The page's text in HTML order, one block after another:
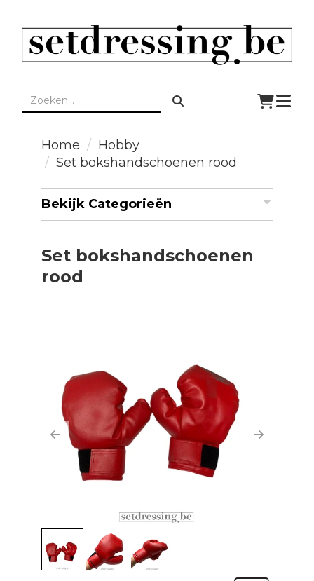
Home
Hobby
Set bokshandschoenen rood
Bekijk Categorieën
Set bokshandschoenen
rood
Previous Next